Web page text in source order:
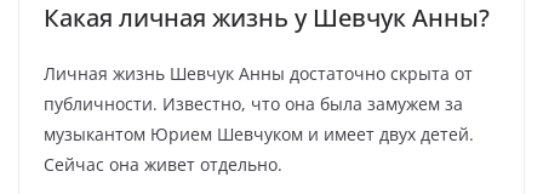
Какая личная жизнь у Шевчук Анны?
Личная жизнь Шевчук Анны достаточно скрыта от
публичности. Известно, что она была замужем за
музыкантом Юрием Шевчуком и имеет двух детей.
Сейчас она живет отдельно.